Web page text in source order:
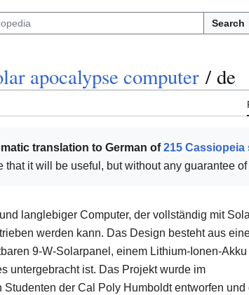
Search
apocalypse computer / de
translation to German of215
that it will be useful, but without any guarantee of
langlebiger Computer, der vollständig mit
werden kann. Das Design besteht aus
9-W-Solarpanel, einem Lithium-Ionen-Akku
untergebracht ist. Das Projekt wurde im
Studenten der Cal Poly Humboldt entworfen und